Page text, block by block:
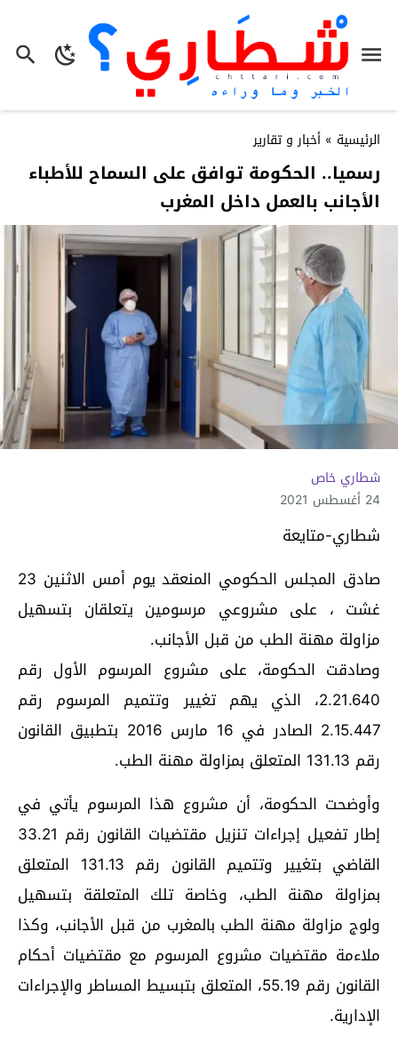
الرئيسية » أخبار و تقارير
رسميا.. الحكومة توافق على السماح للأطباء
الأجانب بالعمل داخل المغرب
شطاري خاص
24 أغسطس 2021
شطاري-متايعة
صادق المجلس الحكومي المنعقد يوم أمس الاثنين 23
غشت ، على مشروعي مرسومين يتعلقان بتسهيل
مزاولة مهنة الطب من قبل الأجانب.
وصادقت الحكومة، على مشروع المرسوم الأول رقم
2.21.640، الذي يهم تغيير وتتميم المرسوم رقم
2.15.447 الصادر في 16 مارس 2016 بتطبيق القانون
رقم 131.13 المتعلق بمزاولة مهنة الطب.
وأوضحت الحكومة، أن مشروع هذا المرسوم يأتي في
إطار تفعيل إجراءات تنزيل مقتضيات القانون رقم 33.21
القاضي بتغيير وتتميم القانون رقم 131.13 المتعلق
بمزاولة مهنة الطب، وخاصة تلك المتعلقة بتسهيل
ولوج مزاولة مهنة الطب بالمغرب من قبل الأجانب، وكذا
ملاءمة مقتضيات مشروع المرسوم مع مقتضيات أحكام
القانون رقم 55.19، المتعلق بتبسيط المساطر والإجراءات
الإدارية.